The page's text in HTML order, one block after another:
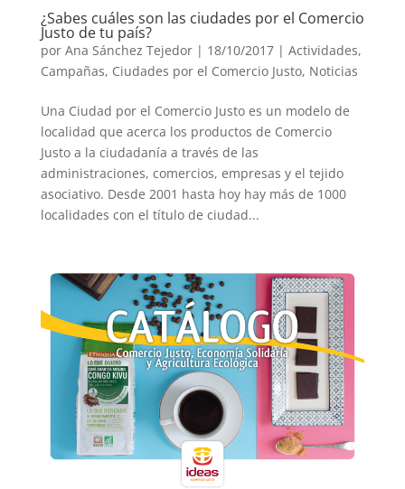
¿Sabes cuáles son las ciudades por el Comercio
Justo de tu país?
por Ana Sánchez Tejedor| 18/10/2017 | Actividades,
Campañas, Ciudades por el Comercio Justo, Noticias
Una Ciudad por el Comercio Justo es un modelo de
localidad que acerca los productos de Comercio
Justo a la ciudadanía a través de las
administraciones, comercios, empresas y el tejido
asociativo. Desde 2001 hasta hoy hay más de 1000
localidades con el título de ciudad...